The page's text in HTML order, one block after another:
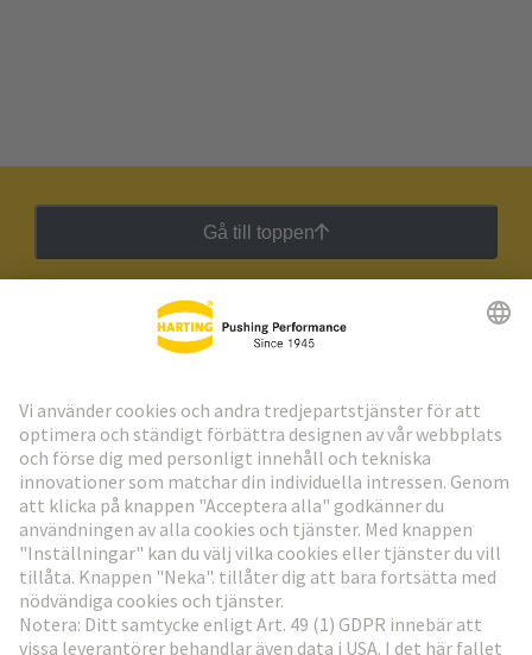
Gå till toppen
HARTING:s nyhetsbrev
Gå till registrering
Social Media